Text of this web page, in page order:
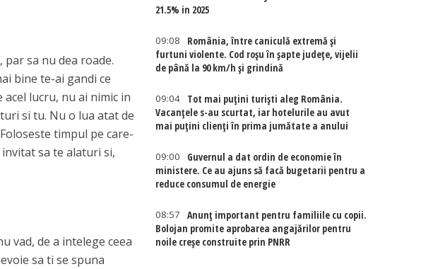
sa nu dea roade.
bine te-ai gandi ce
lucru, nu ai nimic in
si tu. Nu o lua atat de
timpul pe care-
sa te alaturi si,
vad, de a intelege ceea
sa ti se spuna
21.5% in 2025
09:08
România, între caniculă extremă și
furtuni violente. Cod roșu în șapte județe, vijelii
de până la 90 km/h și grindină
09:04
Tot mai puțini turiști aleg România.
Vacanțele s-au scurtat, iar hotelurile au avut
mai puțini clienți în prima jumătate a anului
09:00
Guvernul a dat ordin de economie în
ministere. Ce au ajuns să facă bugetarii pentru a
reduce consumul de energie
08:57
Anunț important pentru familiile cu copii.
Bolojan promite aprobarea angajărilor pentru
noile creșe construite prin PNRR